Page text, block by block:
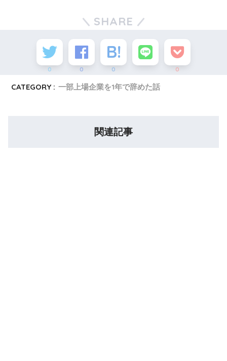
SHARE
0 0 0 0
CATEGORY : 一部上場企業を1年で辞めた話
関連記事